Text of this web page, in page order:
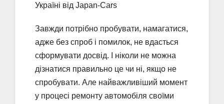
Завжди потрібно пробувати, намагатися,
адже без спроб і помилок, не вдасться
сформувати досвід. І ніколи не можна
дізнатися правильно це чи ні, якщо не
спробувати. Але найважливіший момент
у процесі ремонту автомобіля своїми